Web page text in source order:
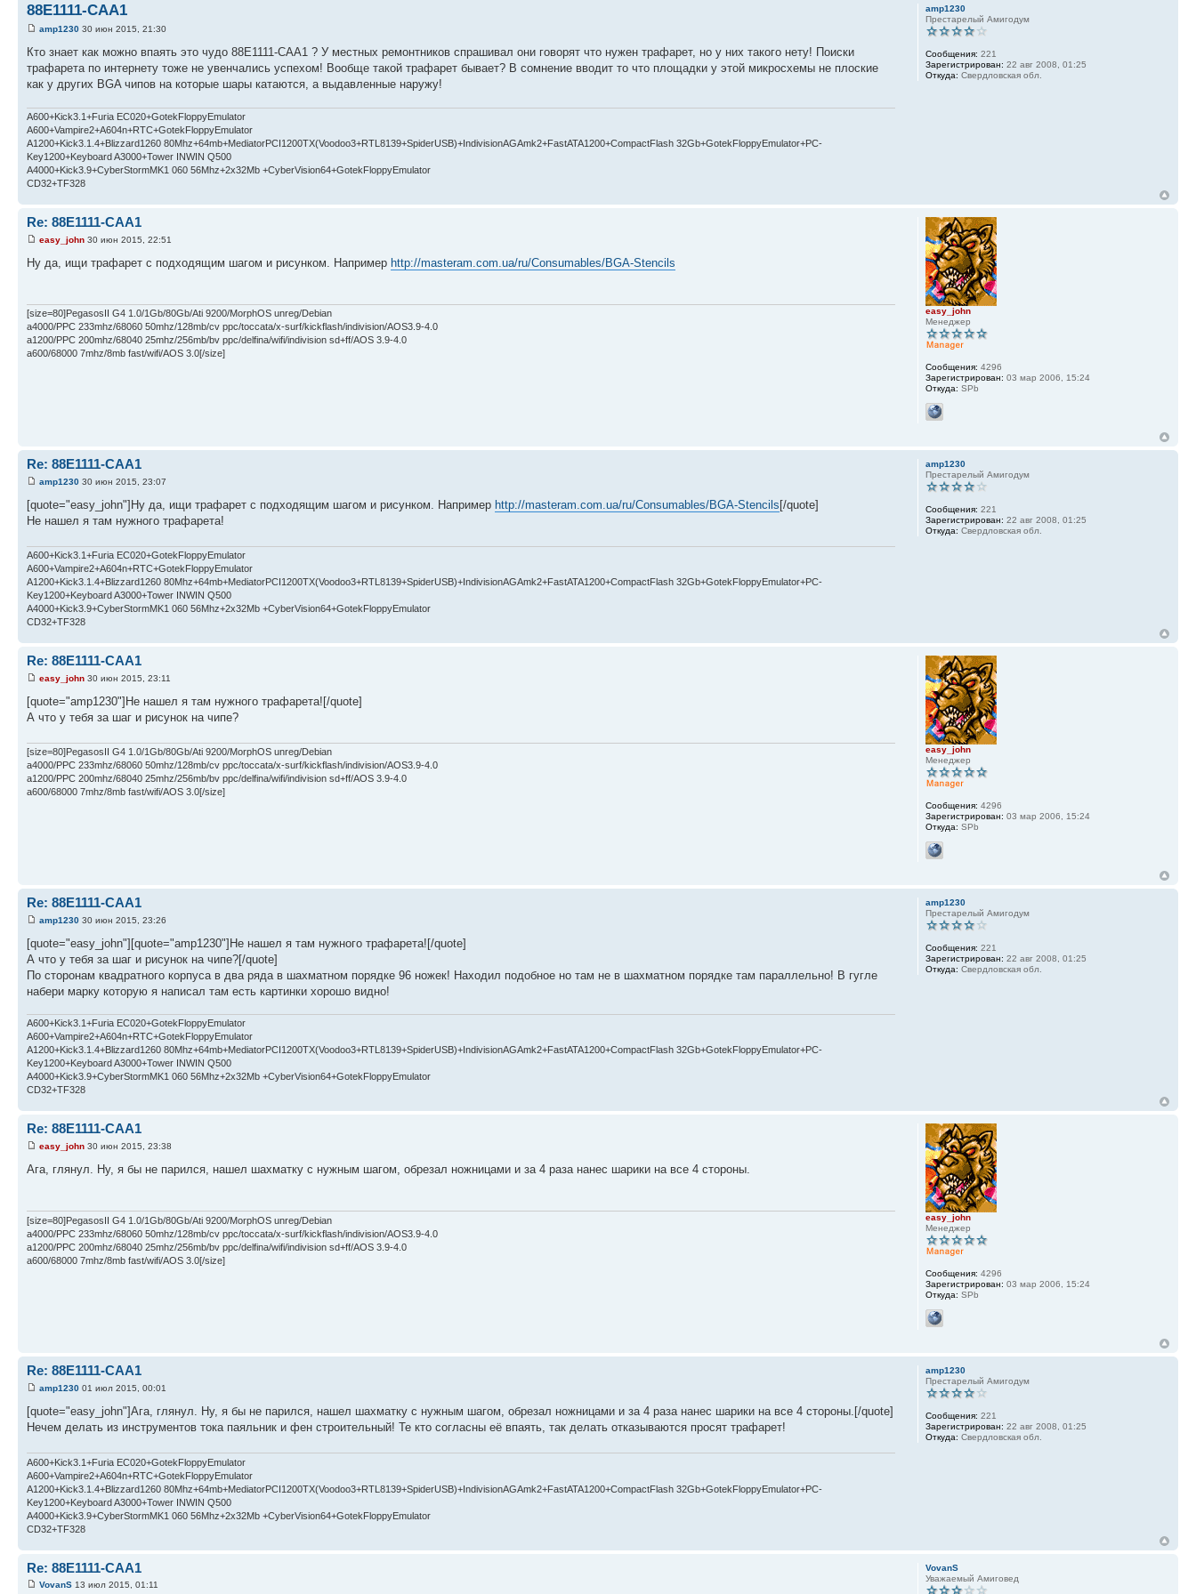
88E1111-CAA1
amp1230 30 июн 2015, 21:30
Кто знает как можно впаять это чудо 88E1111-CAA1 ? У местных ремонтников спрашивал они говорят что нужен трафарет, но у них такого нету! Поиски
трафарета по интернету тоже не увенчались успехом! Вообще такой трафарет бывает? В сомнение вводит то что площадки у этой микросхемы не плоские
как у других BGA чипов на которые шары катаются, а выдавленные наружу!
A600+Kick3.1+Furia EC020+GotekFloppyEmulator
A600+Vampire2+A604n+RTC+GotekFloppyEmulator
A1200+Kick3.1.4+Blizzard1260 80Mhz+64mb+MediatorPCI1200TX(Voodoo3+RTL8139+SpiderUSB)+IndivisionAGAmk2+FastATA1200+CompactFlash 32Gb+GotekFloppyEmulator+PC-
Key1200+Keyboard A3000+Tower INWIN Q500
A4000+Kick3.9+CyberStormMK1 060 56Mhz+2x32Mb +CyberVision64+GotekFloppyEmulator
CD32+TF328
amp1230
Престарелый Амигодум
Сообщения: 221
Зарегистрирован: 22 авг 2008, 01:25
Откуда: Свердловская обл.
Re: 88E1111-CAA1
easy_john 30 июн 2015, 22:51
Ну да, ищи трафарет с подходящим шагом и рисунком. Например http://masteram.com.ua/ru/Consumables/BGA-Stencils
[size=80]PegasosII G4 1.0/1Gb/80Gb/Ati 9200/MorphOS unreg/Debian
a4000/PPC 233mhz/68060 50mhz/128mb/cv ppc/toccata/x-surf/kickflash/indivision/AOS3.9-4.0
a1200/PPC 200mhz/68040 25mhz/256mb/bv ppc/delfina/wifi/indivision sd+ff/AOS 3.9-4.0
a600/68000 7mhz/8mb fast/wifi/AOS 3.0[/size]
easy_john
Менеджер
Сообщения: 4296
Зарегистрирован: 03 мар 2006, 15:24
Откуда: SPb
Re: 88E1111-CAA1
amp1230 30 июн 2015, 23:07
[quote="easy_john"]Ну да, ищи трафарет с подходящим шагом и рисунком. Например http://masteram.com.ua/ru/Consumables/BGA-Stencils[/quote]
Не нашел я там нужного трафарета!
A600+Kick3.1+Furia EC020+GotekFloppyEmulator
A600+Vampire2+A604n+RTC+GotekFloppyEmulator
A1200+Kick3.1.4+Blizzard1260 80Mhz+64mb+MediatorPCI1200TX(Voodoo3+RTL8139+SpiderUSB)+IndivisionAGAmk2+FastATA1200+CompactFlash 32Gb+GotekFloppyEmulator+PC-
Key1200+Keyboard A3000+Tower INWIN Q500
A4000+Kick3.9+CyberStormMK1 060 56Mhz+2x32Mb +CyberVision64+GotekFloppyEmulator
CD32+TF328
amp1230
Престарелый Амигодум
Сообщения: 221
Зарегистрирован: 22 авг 2008, 01:25
Откуда: Свердловская обл.
Re: 88E1111-CAA1
easy_john 30 июн 2015, 23:11
[quote="amp1230"]Не нашел я там нужного трафарета![/quote]
А что у тебя за шаг и рисунок на чипе?
[size=80]PegasosII G4 1.0/1Gb/80Gb/Ati 9200/MorphOS unreg/Debian
a4000/PPC 233mhz/68060 50mhz/128mb/cv ppc/toccata/x-surf/kickflash/indivision/AOS3.9-4.0
a1200/PPC 200mhz/68040 25mhz/256mb/bv ppc/delfina/wifi/indivision sd+ff/AOS 3.9-4.0
a600/68000 7mhz/8mb fast/wifi/AOS 3.0[/size]
easy_john
Менеджер
Сообщения: 4296
Зарегистрирован: 03 мар 2006, 15:24
Откуда: SPb
Re: 88E1111-CAA1
amp1230 30 июн 2015, 23:26
[quote="easy_john"][quote="amp1230"]Не нашел я там нужного трафарета![/quote]
А что у тебя за шаг и рисунок на чипе?[/quote]
По сторонам квадратного корпуса в два ряда в шахматном порядке 96 ножек! Находил подобное но там не в шахматном порядке там параллельно! В гугле
набери марку которую я написал там есть картинки хорошо видно!
A600+Kick3.1+Furia EC020+GotekFloppyEmulator
A600+Vampire2+A604n+RTC+GotekFloppyEmulator
A1200+Kick3.1.4+Blizzard1260 80Mhz+64mb+MediatorPCI1200TX(Voodoo3+RTL8139+SpiderUSB)+IndivisionAGAmk2+FastATA1200+CompactFlash 32Gb+GotekFloppyEmulator+PC-
Key1200+Keyboard A3000+Tower INWIN Q500
A4000+Kick3.9+CyberStormMK1 060 56Mhz+2x32Mb +CyberVision64+GotekFloppyEmulator
CD32+TF328
amp1230
Престарелый Амигодум
Сообщения: 221
Зарегистрирован: 22 авг 2008, 01:25
Откуда: Свердловская обл.
Re: 88E1111-CAA1
easy_john 30 июн 2015, 23:38
Ага, глянул. Ну, я бы не парился, нашел шахматку с нужным шагом, обрезал ножницами и за 4 раза нанес шарики на все 4 стороны.
[size=80]PegasosII G4 1.0/1Gb/80Gb/Ati 9200/MorphOS unreg/Debian
a4000/PPC 233mhz/68060 50mhz/128mb/cv ppc/toccata/x-surf/kickflash/indivision/AOS3.9-4.0
a1200/PPC 200mhz/68040 25mhz/256mb/bv ppc/delfina/wifi/indivision sd+ff/AOS 3.9-4.0
a600/68000 7mhz/8mb fast/wifi/AOS 3.0[/size]
easy_john
Менеджер
Сообщения: 4296
Зарегистрирован: 03 мар 2006, 15:24
Откуда: SPb
Re: 88E1111-CAA1
amp1230 01 июл 2015, 00:01
[quote="easy_john"]Ага, глянул. Ну, я бы не парился, нашел шахматку с нужным шагом, обрезал ножницами и за 4 раза нанес шарики на все 4 стороны.[/quote]
Нечем делать из инструментов тока паяльник и фен строительный! Те кто согласны её впаять, так делать отказываются просят трафарет!
A600+Kick3.1+Furia EC020+GotekFloppyEmulator
A600+Vampire2+A604n+RTC+GotekFloppyEmulator
A1200+Kick3.1.4+Blizzard1260 80Mhz+64mb+MediatorPCI1200TX(Voodoo3+RTL8139+SpiderUSB)+IndivisionAGAmk2+FastATA1200+CompactFlash 32Gb+GotekFloppyEmulator+PC-
Key1200+Keyboard A3000+Tower INWIN Q500
A4000+Kick3.9+CyberStormMK1 060 56Mhz+2x32Mb +CyberVision64+GotekFloppyEmulator
CD32+TF328
amp1230
Престарелый Амигодум
Сообщения: 221
Зарегистрирован: 22 авг 2008, 01:25
Откуда: Свердловская обл.
Re: 88E1111-CAA1
VovanS 13 июл 2015, 01:11
VovanS
Уважаемый Амиговед